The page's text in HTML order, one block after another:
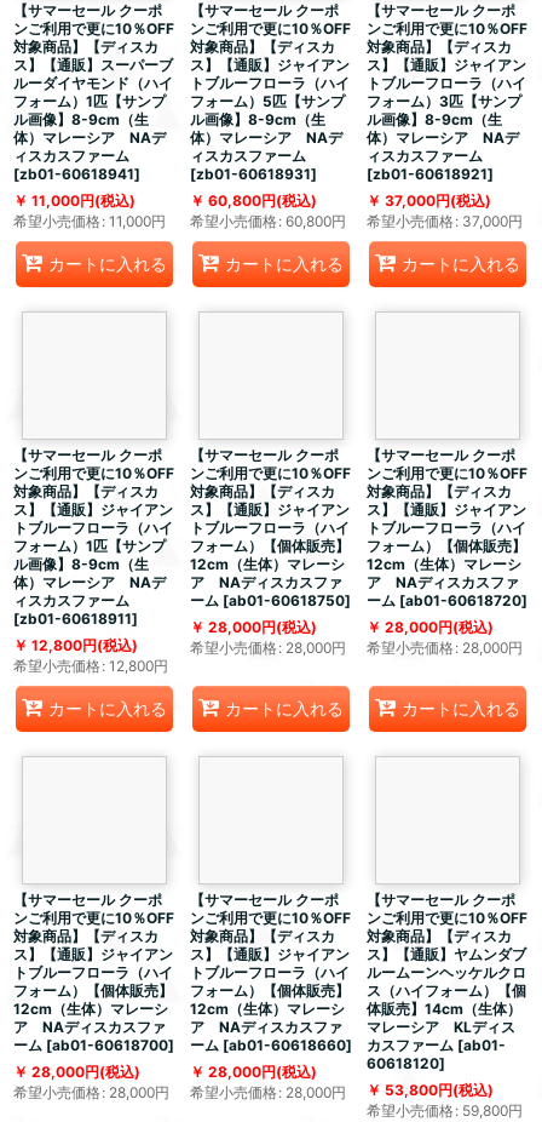
【サマーセール クーポ
ンご利用で更に10％OFF
対象商品】【ディスカ
ス】【通販】スーパーブ
ルーダイヤモンド（ハイ
フォーム）1匹【サンプ
ル画像】8-9cm（生
体）マレーシア NAデ
ィスカスファーム
[zb01-60618941]
11,000円(税込)
希望小売価格: 11,000円
カートに入れる
【サマーセール クーポ
ンご利用で更に10％OFF
対象商品】【ディスカ
ス】【通販】ジャイアン
トブルーフローラ（ハイ
フォーム）5匹【サンプ
ル画像】8-9cm（生
体）マレーシア NAデ
ィスカスファーム
[zb01-60618931]
60,800円(税込)
希望小売価格: 60,800円
カートに入れる
【サマーセール クーポ
ンご利用で更に10％OFF
対象商品】【ディスカ
ス】【通販】ジャイアン
トブルーフローラ（ハイ
フォーム）3匹【サンプ
ル画像】8-9cm（生
体）マレーシア NAデ
ィスカスファーム
[zb01-60618921]
37,000円(税込)
希望小売価格: 37,000円
カートに入れる
【サマーセール クーポ
ンご利用で更に10％OFF
対象商品】【ディスカ
ス】【通販】ジャイアン
トブルーフローラ（ハイ
フォーム）1匹【サンプ
ル画像】8-9cm（生
体）マレーシア NAデ
ィスカスファーム
[zb01-60618911]
12,800円(税込)
希望小売価格: 12,800円
カートに入れる
【サマーセール クーポ
ンご利用で更に10％OFF
対象商品】【ディスカ
ス】【通販】ジャイアン
トブルーフローラ（ハイ
フォーム）【個体販売】
12cm（生体）マレーシ
ア NAディスカスファ
ーム [ab01-60618750]
28,000円(税込)
希望小売価格: 28,000円
カートに入れる
【サマーセール クーポ
ンご利用で更に10％OFF
対象商品】【ディスカ
ス】【通販】ジャイアン
トブルーフローラ（ハイ
フォーム）【個体販売】
12cm（生体）マレーシ
ア NAディスカスファ
ーム [ab01-60618720]
28,000円(税込)
希望小売価格: 28,000円
カートに入れる
【サマーセール クーポ
ンご利用で更に10％OFF
対象商品】【ディスカ
ス】【通販】ジャイアン
トブルーフローラ（ハイ
フォーム）【個体販売】
12cm（生体）マレーシ
ア NAディスカスファ
ーム [ab01-60618700]
28,000円(税込)
希望小売価格: 28,000円
【サマーセール クーポ
ンご利用で更に10％OFF
対象商品】【ディスカ
ス】【通販】ジャイアン
トブルーフローラ（ハイ
フォーム）【個体販売】
12cm（生体）マレーシ
ア NAディスカスファ
ーム [ab01-60618660]
28,000円(税込)
希望小売価格: 28,000円
【サマーセール クーポ
ンご利用で更に10％OFF
対象商品】【ディスカ
ス】【通販】ヤムンダブ
ルームーンヘッケルクロ
ス（ハイフォーム）【個
体販売】14cm（生体）
マレーシア KLディス
カスファーム [ab01-
60618120]
53,800円(税込)
希望小売価格: 59,800円